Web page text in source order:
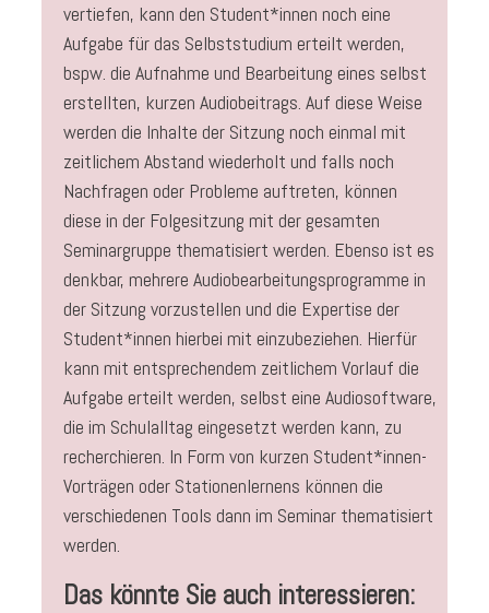
vertiefen, kann den Student*innen noch eine
Aufgabe für das Selbststudium erteilt werden,
bspw. die Aufnahme und Bearbeitung eines selbst
erstellten, kurzen Audiobeitrags. Auf diese Weise
werden die Inhalte der Sitzung noch einmal mit
zeitlichem Abstand wiederholt und falls noch
Nachfragen oder Probleme auftreten, können
diese in der Folgesitzung mit der gesamten
Seminargruppe thematisiert werden. Ebenso ist es
denkbar, mehrere Audiobearbeitungsprogramme in
der Sitzung vorzustellen und die Expertise der
Student*innen hierbei mit einzubeziehen. Hierfür
kann mit entsprechendem zeitlichem Vorlauf die
Aufgabe erteilt werden, selbst eine Audiosoftware,
die im Schulalltag eingesetzt werden kann, zu
recherchieren. In Form von kurzen Student*innen-
Vorträgen oder Stationenlernens können die
verschiedenen Tools dann im Seminar thematisiert
werden.
Das könnte Sie auch interessieren: